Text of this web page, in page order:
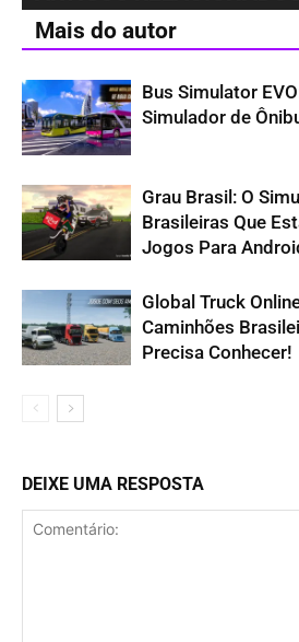
Mais do autor
Bus Simulator
Simulador de
Grau Brasil: O
Brasileiras Que
Jogos Para
Global Truck
Caminhões
Precisa Conhecer!
DEIXE UMA RESPOSTA